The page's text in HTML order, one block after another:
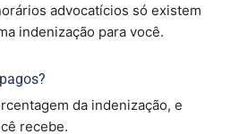
advocatícios só existem
indenização para você.
da indenização, e
recebe.